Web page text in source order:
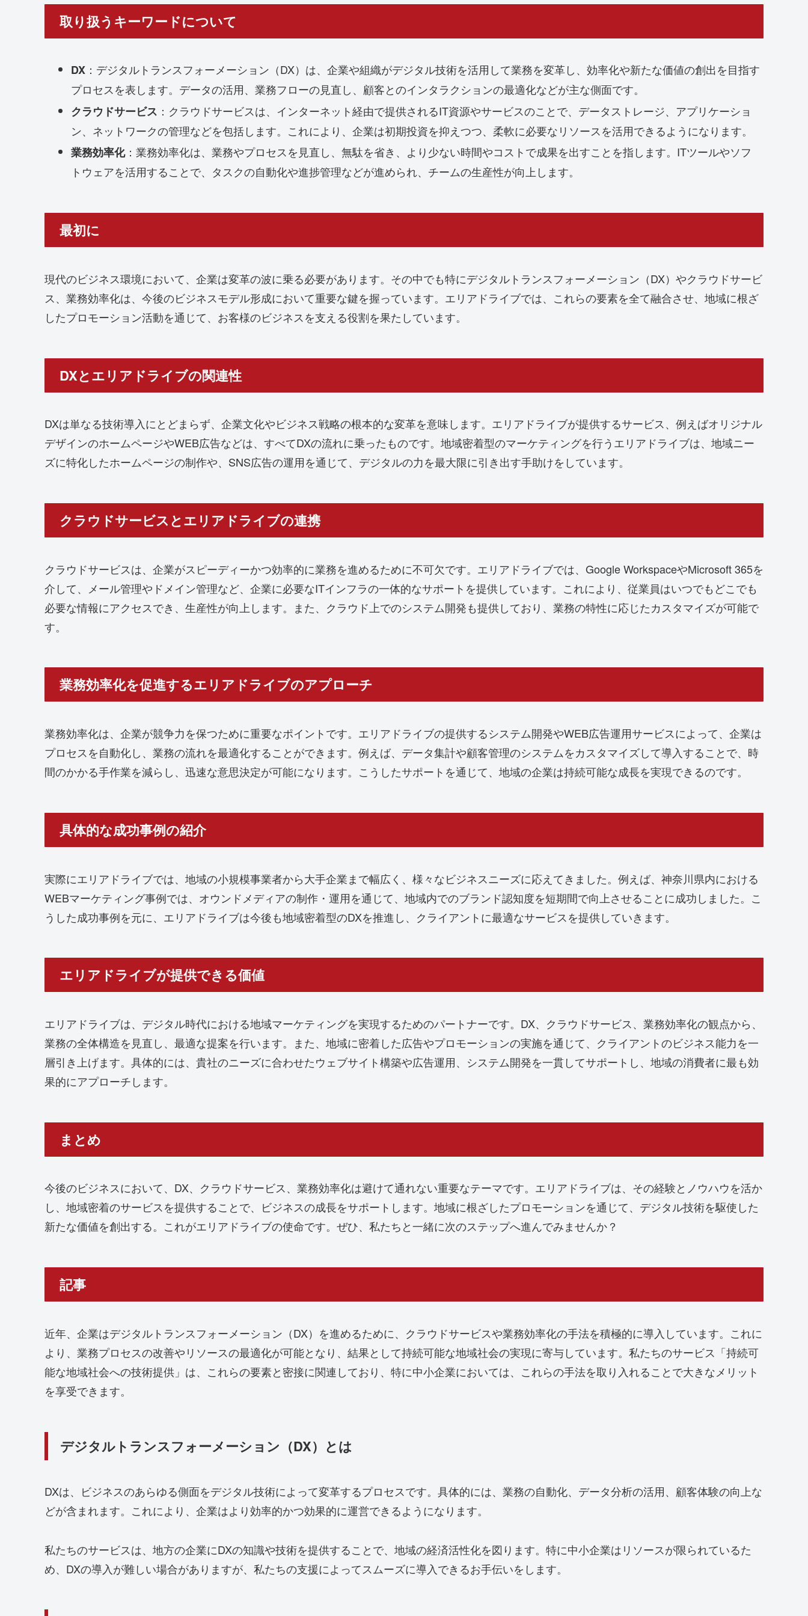
取り扱うキーワードについて
DX：デジタルトランスフォーメーション（DX）は、企業や組織がデジタル技術を活用して業務を変革し、効率化や新たな価値の創出を目指す
プロセスを表します。データの活用、業務フローの見直し、顧客とのインタラクションの最適化などが主な側面です。
クラウドサービス ：クラウドサービスは、インターネット経由で提供されるIT資源やサービスのことで、データストレージ、アプリケーショ
ン、ネットワークの管理などを包括します。これにより、企業は初期投資を抑えつつ、柔軟に必要なリソースを活用できるようになります。
業務効率化：業務効率化は、業務やプロセスを見直し、無駄を省き、より少ない時間やコストで成果を出すことを指します。ITツールやソフ
トウェアを活用することで、タスクの自動化や進捗管理などが進められ、チームの生産性が向上します。
最初に
現代のビジネス環境において、企業は変革の波に乗る必要があります。その中でも特にデジタルトランスフォーメーション（DX）やクラウドサービ
ス、業務効率化は、今後のビジネスモデル形成において重要な鍵を握っています。エリアドライブでは、これらの要素を全て融合させ、地域に根ざ
したプロモーション活動を通じて、お客様のビジネスを支える役割を果たしています。
DXとエリアドライブの関連性
DXは単なる技術導入にとどまらず、企業文化やビジネス戦略の根本的な変革を意味します。エリアドライブが提供するサービス、例えばオリジナル
デザインのホームページやWEB広告などは、すべてDXの流れに乗ったものです。地域密着型のマーケティングを行うエリアドライブは、地域ニー
ズに特化したホームページの制作や、SNS広告の運用を通じて、デジタルの力を最大限に引き出す手助けをしています。
クラウドサービスとエリアドライブの連携
クラウドサービスは、企業がスピーディーかつ効率的に業務を進めるために不可欠です。エリアドライブでは、Google WorkspaceやMicrosoft 365を
介して、メール管理やドメイン管理など、企業に必要なITインフラの一体的なサポートを提供しています。これにより、従業員はいつでもどこでも
必要な情報にアクセスでき、生産性が向上します。また、クラウド上でのシステム開発も提供しており、業務の特性に応じたカスタマイズが可能で
す。
業務効率化を促進するエリアドライブのアプローチ
業務効率化は、企業が競争力を保つために重要なポイントです。エリアドライブの提供するシステム開発やWEB広告運用サービスによって、企業は
プロセスを自動化し、業務の流れを最適化することができます。例えば、データ集計や顧客管理のシステムをカスタマイズして導入することで、時
間のかかる手作業を減らし、迅速な意思決定が可能になります。こうしたサポートを通じて、地域の企業は持続可能な成長を実現できるのです。
具体的な成功事例の紹介
実際にエリアドライブでは、地域の小規模事業者から大手企業まで幅広く、様々なビジネスニーズに応えてきました。例えば、神奈川県内における
WEBマーケティング事例では、オウンドメディアの制作・運用を通じて、地域内でのブランド認知度を短期間で向上させることに成功しました。こ
うした成功事例を元に、エリアドライブは今後も地域密着型のDXを推進し、クライアントに最適なサービスを提供していきます。
エリアドライブが提供できる価値
エリアドライブは、デジタル時代における地域マーケティングを実現するためのパートナーです。DX、クラウドサービス、業務効率化の観点から、
業務の全体構造を見直し、最適な提案を行います。また、地域に密着した広告やプロモーションの実施を通じて、クライアントのビジネス能力を一
層引き上げます。具体的には、貴社のニーズに合わせたウェブサイト構築や広告運用、システム開発を一貫してサポートし、地域の消費者に最も効
果的にアプローチします。
まとめ
今後のビジネスにおいて、DX、クラウドサービス、業務効率化は避けて通れない重要なテーマです。エリアドライブは、その経験とノウハウを活か
し、地域密着のサービスを提供することで、ビジネスの成長をサポートします。地域に根ざしたプロモーションを通じて、デジタル技術を駆使した
新たな価値を創出する。これがエリアドライブの使命です。ぜひ、私たちと一緒に次のステップへ進んでみませんか？
記事
近年、企業はデジタルトランスフォーメーション（DX）を進めるために、クラウドサービスや業務効率化の手法を積極的に導入しています。これに
より、業務プロセスの改善やリソースの最適化が可能となり、結果として持続可能な地域社会の実現に寄与しています。私たちのサービス「持続可
能な地域社会への技術提供」は、これらの要素と密接に関連しており、特に中小企業においては、これらの手法を取り入れることで大きなメリット
を享受できます。
デジタルトランスフォーメーション（DX）とは
DXは、ビジネスのあらゆる側面をデジタル技術によって変革するプロセスです。具体的には、業務の自動化、データ分析の活用、顧客体験の向上な
どが含まれます。これにより、企業はより効率的かつ効果的に運営できるようになります。
私たちのサービスは、地方の企業にDXの知識や技術を提供することで、地域の経済活性化を図ります。特に中小企業はリソースが限られているた
め、DXの導入が難しい場合がありますが、私たちの支援によってスムーズに導入できるお手伝いをします。